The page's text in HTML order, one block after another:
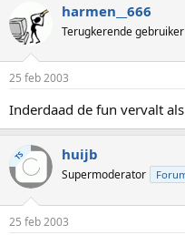
harmen__666
Terugkerende gebruiker
25 feb 2003
Inderdaad de fun vervalt
TS huijb
Supermoderator
25 feb 2003